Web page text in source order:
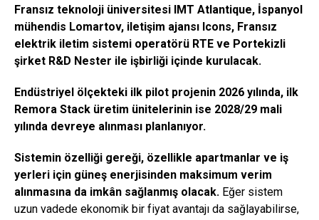
Fransız teknoloji üniversitesi IMT Atlantique, İspanyol
mühendis Lomartov, iletişim ajansı Icons, Fransız
elektrik iletim sistemi operatörü RTE ve Portekizli
şirket R&D Nester ile işbirliği içinde kurulacak.
Endüstriyel ölçekteki ilk pilot projenin 2026 yılında, ilk
Remora Stack üretim ünitelerinin ise 2028/29 mali
yılında devreye alınması planlanıyor.
Sistemin özelliği gereği, özellikle apartmanlar ve iş
yerleri için güneş enerjisinden maksimum verim
alınmasına da imkân sağlanmış olacak. Eğer sistem
uzun vadede ekonomik bir fiyat avantajı da sağlayabilirse,